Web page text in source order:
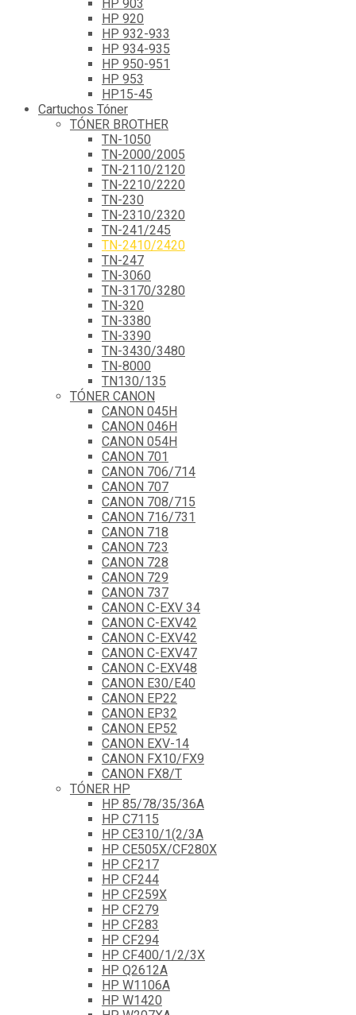
HP 903
HP 920
HP 932-933
HP 934-935
HP 950-951
HP 953
HP15-45
Cartuchos Tóner
TÓNER BROTHER
TN-1050
TN-2000/2005
TN-2110/2120
TN-2210/2220
TN-230
TN-2310/2320
TN-241/245
TN-2410/2420
TN-247
TN-3060
TN-3170/3280
TN-320
TN-3380
TN-3390
TN-3430/3480
TN-8000
TN130/135
TÓNER CANON
CANON 045H
CANON 046H
CANON 054H
CANON 701
CANON 706/714
CANON 707
CANON 708/715
CANON 716/731
CANON 718
CANON 723
CANON 728
CANON 729
CANON 737
CANON C-EXV 34
CANON C-EXV42
CANON C-EXV42
CANON C-EXV47
CANON C-EXV48
CANON E30/E40
CANON EP22
CANON EP32
CANON EP52
CANON EXV-14
CANON FX10/FX9
CANON FX8/T
TÓNER HP
HP 85/78/35/36A
HP C7115
HP CE310/1(2/3A
HP CE505X/CF280X
HP CF217
HP CF244
HP CF259X
HP CF279
HP CF283
HP CF294
HP CF400/1/2/3X
HP Q2612A
HP W1106A
HP W1420